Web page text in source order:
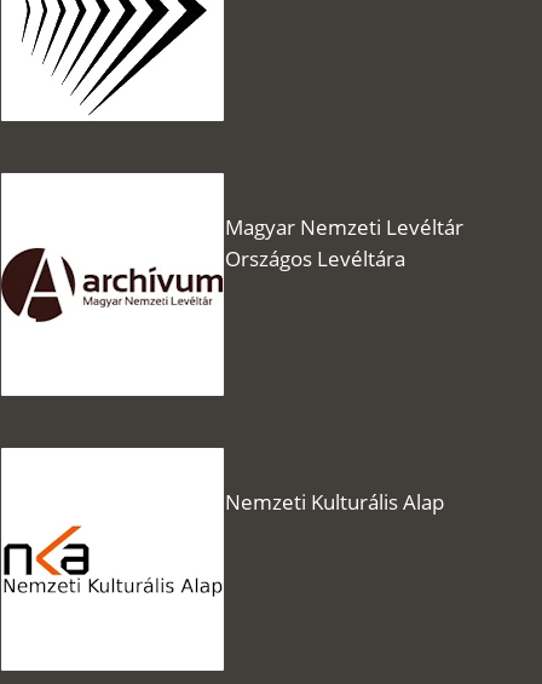
Magyar Nemzeti Levéltár
Országos Levéltára
Nemzeti Kulturális Alap